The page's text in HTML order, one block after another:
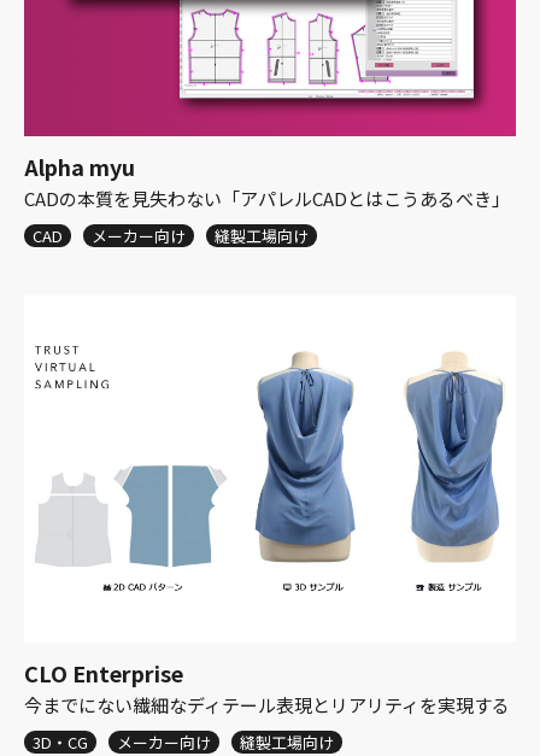
Alpha myu
CADの本質を見失わない「アパレルCADとはこうあるべき」
CAD メーカー向け 縫製工場向け
CLO Enterprise
今までにない繊細なディテール表現とリアリティを実現する
3D・CG メーカー向け 縫製工場向け